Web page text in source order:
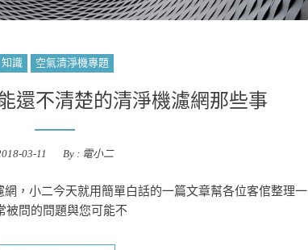
知識 空氣清淨機專題
還不清楚的清淨機濾網那些事
Posted03-11 By : 電小二
，小二今天就用簡單白話的一篇文章幫各位客倌整理一
被問的問題與您可能不